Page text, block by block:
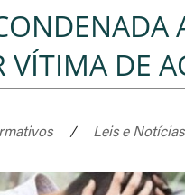
VÍTIMA DE
/ Leis e Notícias